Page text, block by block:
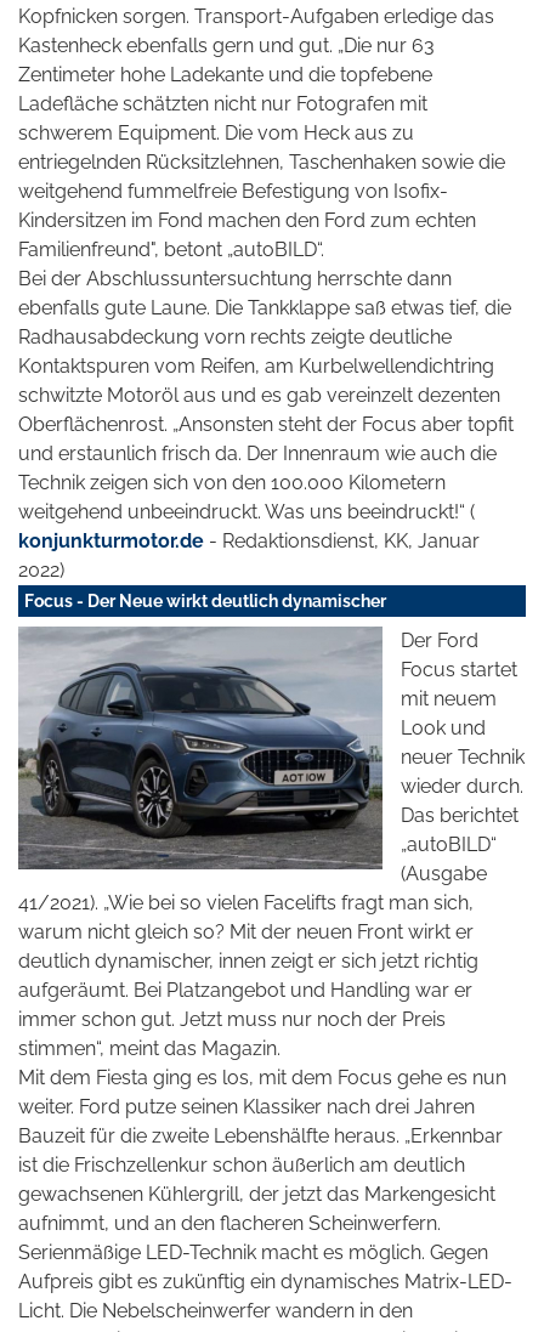
Kopfnicken sorgen. Transport-Aufgaben erledige das
Kastenheck ebenfalls gern und gut. „Die nur 63
Zentimeter hohe Ladekante und die topfebene
Ladefläche schätzten nicht nur Fotografen mit
schwerem Equipment. Die vom Heck aus zu
entriegelnden Rücksitzlehnen, Taschenhaken sowie die
weitgehend fummelfreie Befestigung von Isofix-
Kindersitzen im Fond machen den Ford zum echten
Familienfreund", betont „autoBILD“.
Bei der Abschlussuntersuchtung herrschte dann
ebenfalls gute Laune. Die Tankklappe saß etwas tief, die
Radhausabdeckung vorn rechts zeigte deutliche
Kontaktspuren vom Reifen, am Kurbelwellendichtring
schwitzte Motoröl aus und es gab vereinzelt dezenten
Oberflächenrost. „Ansonsten steht der Focus aber topfit
und erstaunlich frisch da. Der Innenraum wie auch die
Technik zeigen sich von den 100.000 Kilometern
weitgehend unbeeindruckt. Was uns beeindruckt!“ (
konjunkturmotor.de - Redaktionsdienst, KK, Januar
2022)
Focus - Der Neue wirkt deutlich dynamischer
Der Ford
Focus startet
mit neuem
Look und
neuer Technik
wieder durch.
Das berichtet
„autoBILD“
(Ausgabe
41/2021). „Wie bei so vielen Facelifts fragt man sich,
warum nicht gleich so? Mit der neuen Front wirkt er
deutlich dynamischer, innen zeigt er sich jetzt richtig
aufgeräumt. Bei Platzangebot und Handling war er
immer schon gut. Jetzt muss nur noch der Preis
stimmen“, meint das Magazin.
Mit dem Fiesta ging es los, mit dem Focus gehe es nun
weiter. Ford putze seinen Klassiker nach drei Jahren
Bauzeit für die zweite Lebenshälfte heraus. „Erkennbar
ist die Frischzellenkur schon äußerlich am deutlich
gewachsenen Kühlergrill, der jetzt das Markengesicht
aufnimmt, und an den flacheren Scheinwerfern.
Serienmäßige LED-Technik macht es möglich. Gegen
Aufpreis gibt es zukünftig ein dynamisches Matrix-LED-
Licht. Die Nebelscheinwerfer wandern in den